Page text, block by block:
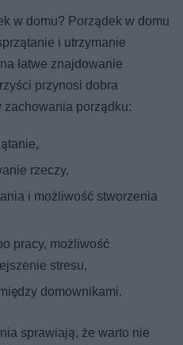
w domu? Porządek w domu
i utrzymanie
łatwe znajdowanie
przynosi dobra
porządku:
rzeczy,
i możliwość stworzenia
pracy, możliwość
stresu,
domownikami.
sprawiają, że warto nie